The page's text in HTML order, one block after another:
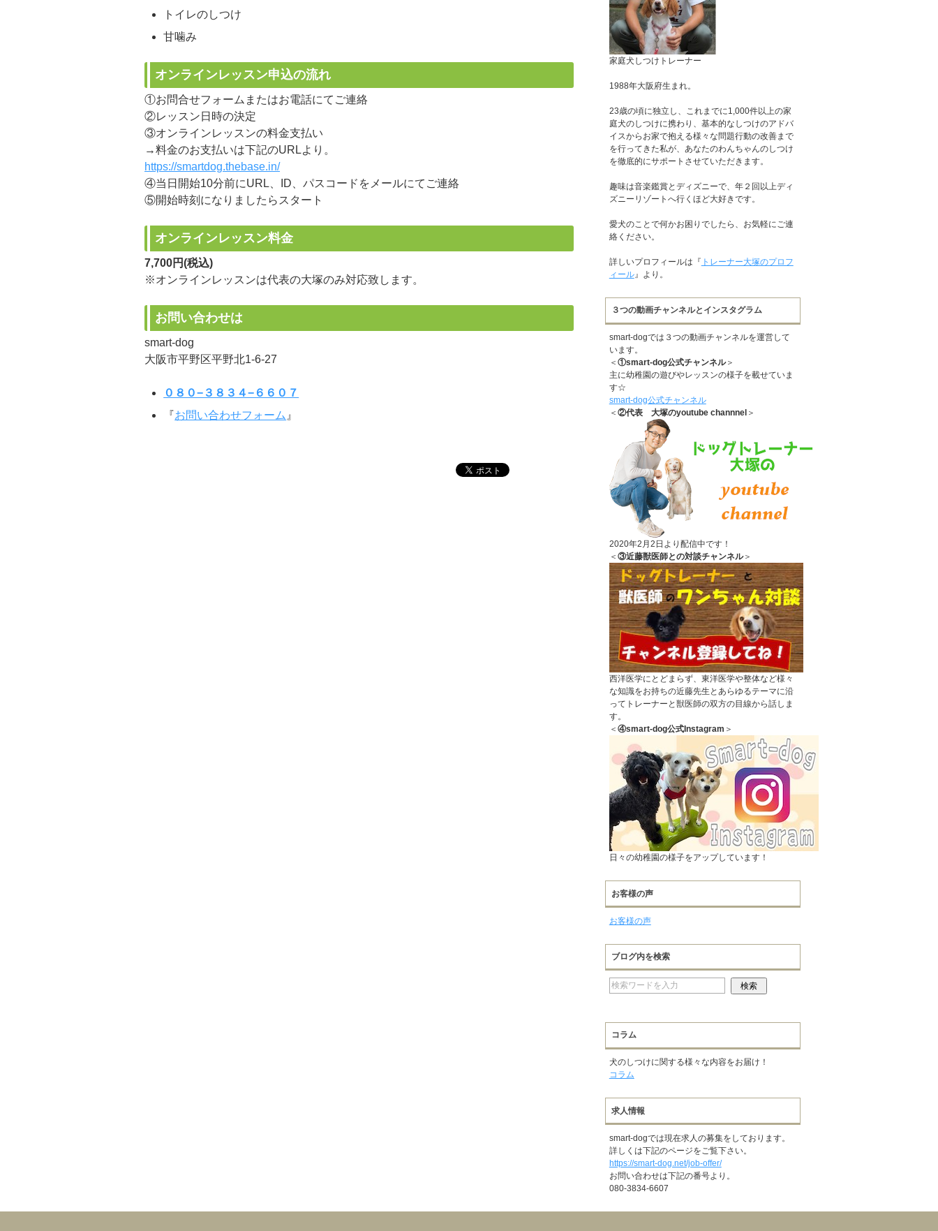
トイレのしつけ
甘噛み
オンラインレッスン申込の流れ
①お問合せフォームまたはお電話にてご連絡
②レッスン日時の決定
③オンラインレッスンの料金支払い
→料金のお支払いは下記のURLより。
https://smartdog.thebase.in/
④当日開始10分前にURL、ID、パスコードをメールにてご連絡
⑤開始時刻になりましたらスタート
オンラインレッスン料金
7,700円(税込)
※オンラインレッスンは代表の大塚のみ対応致します。
お問い合わせは
smart-dog
大阪市平野区平野北1-6-27
０８０−３８３４−６６０７
『お問い合わせフォーム 』
家庭犬しつけトレーナー
1988年大阪府生まれ。
23歳の頃に独立し、これまでに1,000件以上の家
庭犬のしつけに携わり、基本的なしつけのアドバ
イスからお家で抱える様々な問題行動の改善まで
を行ってきた私が、あなたのわんちゃんのしつけ
を徹底的にサポートさせていただきます。
趣味は音楽鑑賞とディズニーで、年２回以上ディ
ズニーリゾートへ行くほど大好きです。
愛犬のことで何かお困りでしたら、お気軽にご連
絡ください。
詳しいプロフィールは『 トレーナー大塚のプロフ
ィール』より。
３つの動画チャンネルとインスタグラム
smart-dogでは３つの動画チャンネルを運営して
います。
＜ ①smart-dog公式チャンネル＞
主に幼稚園の遊びやレッスンの様子を載せていま
す☆
smart-dog公式チャンネル
＜ ②代表 大塚のyoutube channnel ＞
2020年2月2日より配信中です！
＜ ③近藤獣医師との対談チャンネル＞
西洋医学にとどまらず、東洋医学や整体など様々
な知識をお持ちの近藤先生とあらゆるテーマに沿
ってトレーナーと獣医師の双方の目線から話しま
す。
＜ ④smart-dog公式Instagram ＞
日々の幼稚園の様子をアップしています！
お客様の声
お客様の声
ブログ内を検索
コラム
犬のしつけに関する様々な内容をお届け！
コラム
求人情報
smart-dogでは現在求人の募集をしております。
詳しくは下記のページをご覧下さい。
https://smart-dog.net/job-offer/
お問い合わせは下記の番号より。
080-3834-6607